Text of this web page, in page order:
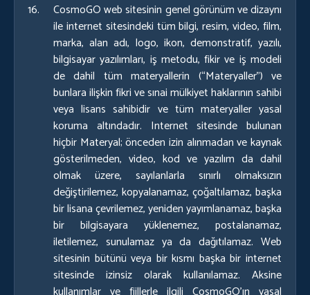
CosmoGO web sitesinin genel görünüm ve dizaynı
ile internet sitesindeki tüm bilgi, resim, video, film,
marka, alan adı, logo, ikon, demonstratif, yazılı,
bilgisayar yazılımları, iş metodu, fikir ve iş modeli
de dahil tüm materyallerin (“Materyaller”) ve
bunlara ilişkin fikri ve sınai mülkiyet haklarının sahibi
veya lisans sahibidir ve tüm materyaller yasal
koruma altındadır. Internet sitesinde bulunan
hiçbir Materyal; önceden izin alınmadan ve kaynak
gösterilmeden, video, kod ve yazılım da dahil
olmak üzere, sayılanlarla sınırlı olmaksızın
değiştirilemez, kopyalanamaz, çoğaltılamaz, başka
bir lisana çevrilemez, yeniden yayımlanamaz, başka
bir bilgisayara yüklenemez, postalanamaz,
iletilemez, sunulamaz ya da dağıtılamaz. Web
sitesinin bütünü veya bir kısmı başka bir internet
sitesinde izinsiz olarak kullanılamaz. Aksine